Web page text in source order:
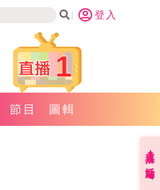
登入
1
節目 圖輯
直播✦活動